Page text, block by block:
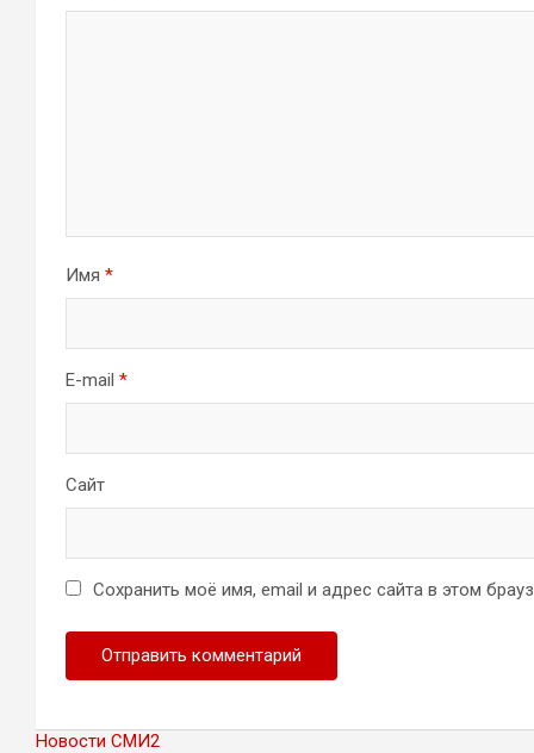
Имя *
E-mail *
Сайт
Сохранить моё имя, email и адрес сайта в этом
Новости СМИ2